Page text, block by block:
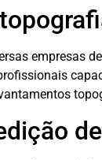
empresas